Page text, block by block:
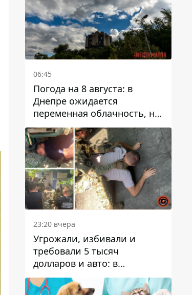
06:45
Погода на 8 августа: в
Днепре ожидается
переменная облачность, но
может пойти дождь
23:20 вчера
Угрожали, избивали и
требовали 5 тысяч
долларов и авто: в
Павлограде задержали двух
мужчин